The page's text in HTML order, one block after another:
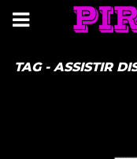
TAG - ASSISTIR